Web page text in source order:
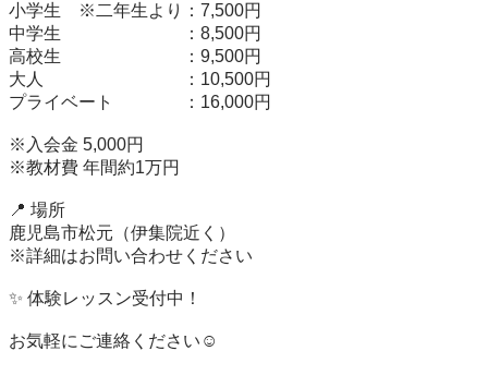
小学生　※二年生より：7,500円
中学生　　　　　　　：8,500円
高校生　　　　　　　：9,500円
大人　　　　　　　　：10,500円
プライベート　　　　：16,000円
※入会金 5,000円
※教材費 年間約1万円
📍 場所
鹿児島市松元（伊集院近く）
※詳細はお問い合わせください
✨ 体験レッスン受付中！
お気軽にご連絡ください☺️